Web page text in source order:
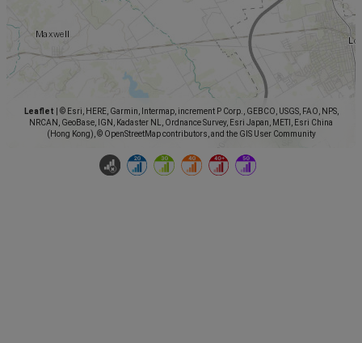
Leaflet
© Esri, HERE, Garmin, Intermap, increment P Corp., GEBCO, USGS, FAO, NPS,
NRCAN, GeoBase, IGN, Kadaster NL, Ordnance Survey, Esri Japan, METI, Esri China
(Hong Kong), © OpenStreetMap contributors, and the GIS User Community